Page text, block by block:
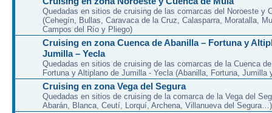
Quedadas en sitios de cruising de las comarcas del Noroeste y
(Cehegín, Bullas, Caravaca de la Cruz, Calasparra, Moratalla,
Campos del Río y Pliego)
Cruising en zona Cuenca de Abanilla – Fortuna y
Jumilla – Yecla
Quedadas en sitios de cruising de las comarcas de la Cuenca
Fortuna y Altiplano de Jumilla - Yecla (Abanilla, Fortuna, Jumilla
Cruising en zona Vega del Segura
Quedadas en sitios de cruising de la comarca de la Vega del
Abarán, Blanca, Ceutí, Lorquí, Archena, Villanueva del Segura…)